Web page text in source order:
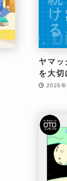
ヤマッ
を大切
2026